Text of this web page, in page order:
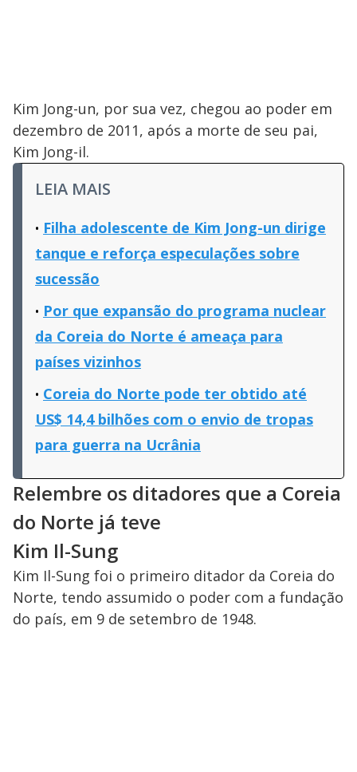
Kim Jong-un, por sua vez, chegou ao poder em
dezembro de 2011, após a morte de seu pai,
Kim Jong-il.
LEIA MAIS
Filha adolescente de Kim Jong-un dirige
tanque e reforça especulações sobre
sucessão
Por que expansão do programa nuclear
da Coreia do Norte é ameaça para
países vizinhos
Coreia do Norte pode ter obtido até
US$ 14,4 bilhões com o envio de tropas
para guerra na Ucrânia
Relembre os ditadores que a Coreia
do Norte já teve
Kim Il-Sung
Kim Il-Sung foi o primeiro ditador da Coreia do
Norte, tendo assumido o poder com a fundação
do país, em 9 de setembro de 1948.